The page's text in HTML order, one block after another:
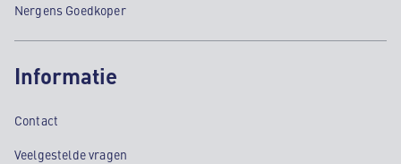
Nergens Goedkoper
Informatie
Contact
Veelgestelde vragen